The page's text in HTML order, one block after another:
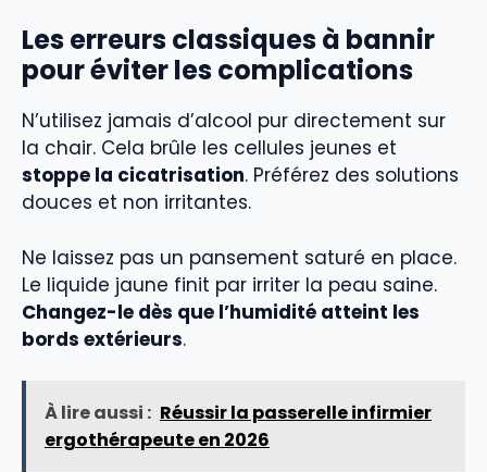
Les erreurs classiques à bannir
pour éviter les complications
N’utilisez jamais d’alcool pur directement sur
la chair. Cela brûle les cellules jeunes et
stoppe la cicatrisation. Préférez des solutions
douces et non irritantes.
Ne laissez pas un pansement saturé en place.
Le liquide jaune finit par irriter la peau saine.
Changez-le dès que l’humidité atteint les
bords extérieurs.
À lire aussi : Réussir la passerelle infirmier
ergothérapeute en 2026